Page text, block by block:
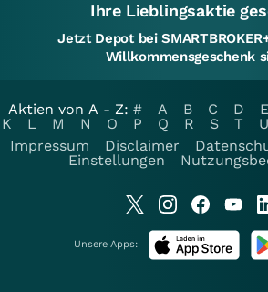
Ihre Lieblingsaktie
Jetzt Depot bei
Willkommensgeschenk
Aktien von A - Z: # A B C D E
K
L M N O P Q R S T U
Impressum
Disclaimer
Einstellungen
Unsere Apps: